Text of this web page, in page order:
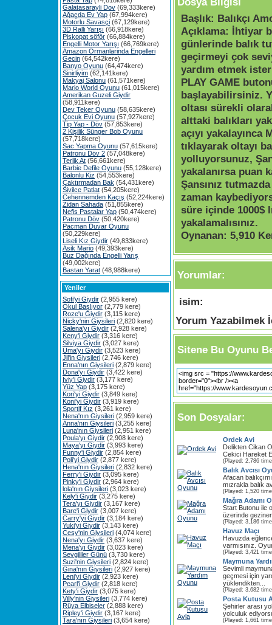
Galatasarayli Dov (69,333kere)
Ağaçda Ev Yap (67,994kere)
Motorlu Savasçi (67,129kere)
3D Ralli Yarışı (66,918kere)
Piskopat söför (66,884kere)
Engelli Motor Yarışı (66,769kere)
Amazon Ormanlarinda Engelleri
Gecin (64,542kere)
Banyo Oyunu (64,474kere)
Sinirliyim (62,141kere)
Makyaj Salonu (61,571kere)
Mario World Oyunu (61,015kere)
Amerikan Guzeli Giydir
(58,911kere)
Dev Teker Oyunu (58,635kere)
Çocuk Evi Oyunu (57,927kere)
Tip Yap - Döv (57,853kere)
2 Kişilik Sünger Bob Oyunu
(57,718kere)
Sac Yapma Oyunu (57,615kere)
Patronu Döv 2 (57,048kere)
Terlik At (56,661kere)
Barbie Defile Oyunu (55,128kere)
Balonlu Kiz (54,553kere)
Çaktırmadan Bak (54,431kere)
Sivilce Patlat (54,205kere)
Cehennemden Kaçış (52,224kere)
Zidan Sahada (51,855kere)
Nefis Pastalar Yap (50,474kere)
Patronu Döv (50,420kere)
Pacman Duvar Oyunu
(50,229kere)
Liseli Kız Giydir (49,833kere)
Asik Mario (49,393kere)
Buz Dağında Engelli Yarış
(49,002kere)
Bastan Yarat (48,988kere)
Yeniler
Sofi'yi Giydir (2,955 kere)
Okul Başlıyor (2,779 kere)
Roze'u Giydir (3,115 kere)
Nicky'nin Giysileri (2,820 kere)
Salena'yı Giydir (2,928 kere)
Keny'i Giydir (3,316 kere)
Silviya Giydir (3,027 kere)
Uma'yı Giydir (3,523 kere)
Jil'in Giysileri (2,746 kere)
Enna'nın Giysileri (2,879 kere)
Dona'yı Giydir (3,422 kere)
Iviy'i Giydir (3,177 kere)
Yüz Yap (3,175 kere)
Kori'yi Giydir (3,849 kere)
Koni'yi Giydir (3,919 kere)
Sportif Kız (3,261 kere)
Nena'nın Giysileri (2,959 kere)
Anna'nın Giysileri (3,255 kere)
Luna'nın Giysileri (2,951 kere)
Poula'yı Giydir (2,908 kere)
Maya'yı Giydir (3,993 kere)
Funny'i Giydir (2,854 kere)
Poli'yi Giydir (2,877 kere)
Hena'nın Giysileri (2,832 kere)
Ferry'i Giydir (3,095 kere)
Pinky'i Giydir (2,964 kere)
lola'nın Giysileri (3,023 kere)
Kely'i Giydir (3,275 kere)
Tera'yı Giydir (3,167 kere)
Bare'i Giydir (3,007 kere)
Carry'yi Giydir (3,184 kere)
Yuki'yi Giydir (3,143 kere)
Cesy'nin Giysileri (4,074 kere)
Nena'yı Giydir (3,637 kere)
Mena'yı Giydir (3,023 kere)
Sevgililer Günü (3,730 kere)
Suzi'nin Giysileri (2,824 kere)
Gina'nın Giysileri (2,927 kere)
Leni'yi Giydir (2,923 kere)
Pearl'i Giydir (2,818 kere)
Kety'i Giydir (3,075 kere)
Villy'nin Giysileri (3,774 kere)
Rüya Elbiseler (2,888 kere)
Ripley'i Giydir (3,167 kere)
Tara'nın Giysileri (3,654 kere)
Başlık: Balıkçı
Açıklama: İhtiyar
günlerinde balık
geçirmeyi çok
yardım etmek
PLAY GAME
başlayabilirsiniz.
oltası sürekli
alttaki balıkları
açıyı yakalayınca
tıklayarak oltayı
yolluyorsunuz,
yakalanırsa puan
Şansınız
zaman
süre içinde 1000$
yakalamalısınız.
Oynanan: 5,910
Yorumlar:
isim:
Yorum Yazabilmek
Sitene Bu Oyunu
Son Dosyalar:
Ordek Avi
Delikten Cikan
Cekici Hareket
(Played: 2,786
Balık Avcısı
Afacan
mızrakla balık
(Played: 1,520
Mağra Adamı
Start Butonu ile
üzerinde
(Played: 3,186
Havuz Maçı
Havuzda
varmısınız.
(Played: 3,421
Maymuna
Sevimli
geçmesi için
yüklendikten...
(Played: 3,682
Posta Kutusu
Şehirler arası
yolculuk
(Played: 1,661